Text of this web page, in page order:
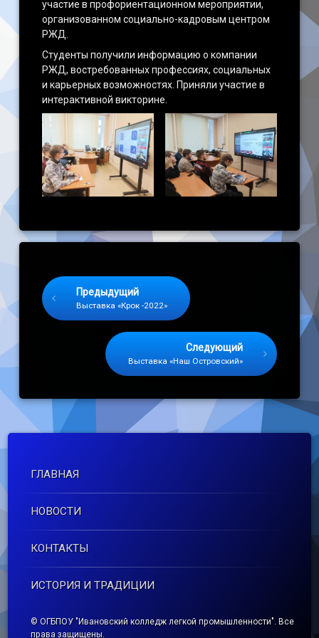
Наши достижения
участие в профориентационном мероприятии,
организованном социально-кадровым центром
РЖД.
Студенты получили информацию о компании
РЖД, востребованных профессиях, социальных
и карьерных возможностях. Приняли участие в
интерактивной викторине.
Предыдущий
Выставка «Крок -2022»
Следующий
Выставка «Наш Островский»
ГЛАВНАЯ
НОВОСТИ
КОНТАКТЫ
ИСТОРИЯ И ТРАДИЦИИ
© ОГБПОУ "Ивановский колледж легкой промышленности". Все
права защищены.